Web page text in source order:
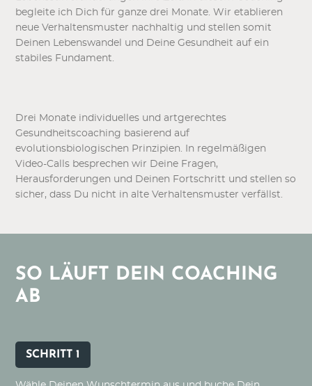
begleite ich Dich für ganze drei Monate. Wir etablieren
neue Verhaltensmuster nachhaltig und stellen somit
Deinen Lebenswandel und Deine Gesundheit auf ein
stabiles Fundament.
Drei Monate individuelles und artgerechtes
Gesundheitscoaching basierend auf
evolutionsbiologischen Prinzipien. In regelmäßigen
Video-Calls besprechen wir Deine Fragen,
Herausforderungen und Deinen Fortschritt und stellen so
sicher, dass Du nicht in alte Verhaltensmuster verfällst.
SO LÄUFT DEIN COACHING
AB
SCHRITT 1